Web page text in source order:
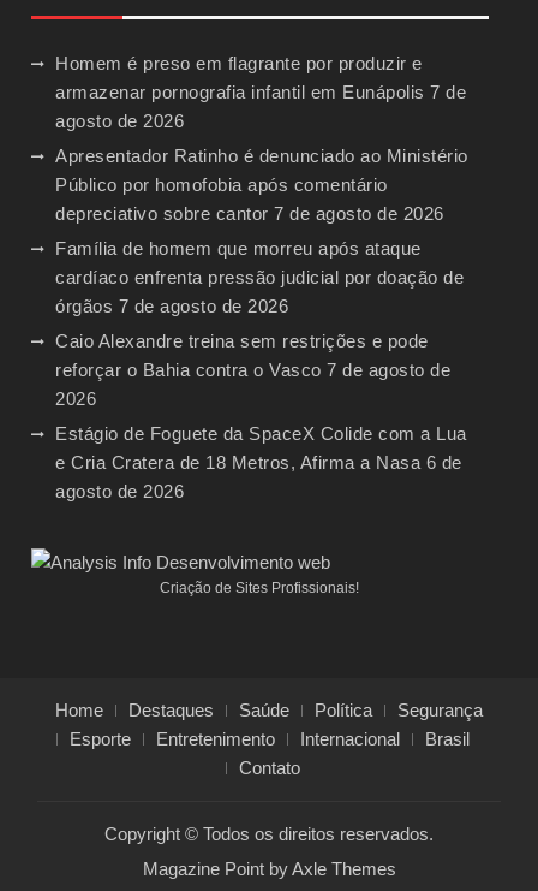
Homem é preso em flagrante por produzir e
armazenar pornografia infantil em Eunápolis 7 de
agosto de 2026
Apresentador Ratinho é denunciado ao Ministério
Público por homofobia após comentário
depreciativo sobre cantor 7 de agosto de 2026
Família de homem que morreu após ataque
cardíaco enfrenta pressão judicial por doação de
órgãos 7 de agosto de 2026
Caio Alexandre treina sem restrições e pode
reforçar o Bahia contra o Vasco 7 de agosto de
2026
Estágio de Foguete da SpaceX Colide com a Lua
e Cria Cratera de 18 Metros, Afirma a Nasa 6 de
agosto de 2026
Criação de Sites Profissionais!
Home Destaques Saúde Política
Segurança
Esporte
Entretenimento Internacional
Brasil
Contato
Copyright © Todos os direitos reservados.
Magazine Point byAxle Themes